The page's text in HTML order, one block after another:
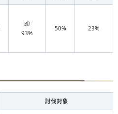
頭
93%
50% 23%
討伐対象